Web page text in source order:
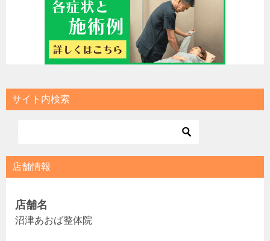
サイト内検索
店舗情報
店舗名
沼津あおば整体院